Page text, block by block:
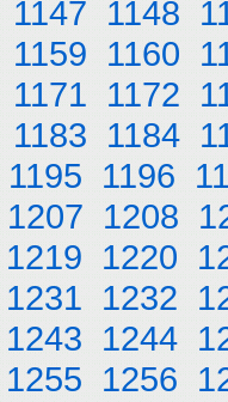
1147 1148
1159 1160
1171 1172
1183 1184
1195 1196
1207 1208
1219 1220
1231 1232
1243 1244
1255 1256